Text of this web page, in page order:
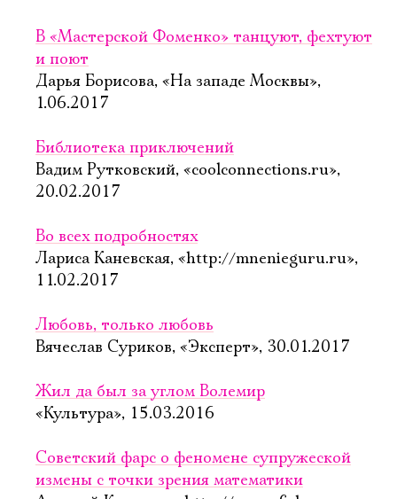
В «Мастерской Фоменко» танцуют, фехтуют
и поют
Дарья Борисова, «На западе Москвы»,
1.06.2017
Библиотека приключений
Вадим Рутковский, «coolconnections.ru»,
20.02.2017
Во всех подробностях
Лариса Каневская, «http://mnenieguru.ru»,
11.02.2017
Любовь, только любовь
Вячеслав Суриков, «Эксперт», 30.01.2017
Жил да был за углом Волемир
«Культура», 15.03.2016
Советский фарс о феномене супружеской
измены с точки зрения математики